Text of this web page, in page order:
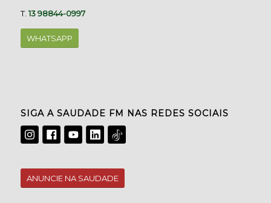
T.13 98844-0997
WHATSAPP
SIGA A SAUDADE FM NAS REDES SOCIAIS
ANUNCIE NA SAUDADE